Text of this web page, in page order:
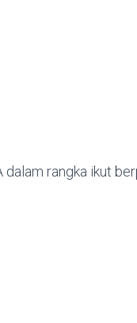
dalam rangka ikut